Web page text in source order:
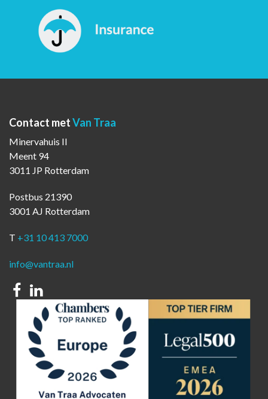
Contact metVan Traa
Minervahuis II
Meent 94
3011 JP Rotterdam
Postbus 21390
3001 AJ Rotterdam
T +31 10 413 7000
info@vantraa.nl
Facebook
Linkedin